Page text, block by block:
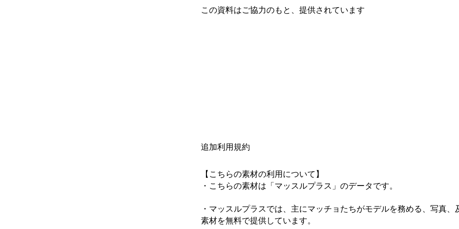
この資料はご協力のもと、提供されています
追加利用規約
【こちらの素材の利用について】
・こちらの素材は「マッスルプラス」のデータです。
・マッスルプラスでは、主にマッチョたちがモデルを務める、写真、
素材を無料で提供しています。